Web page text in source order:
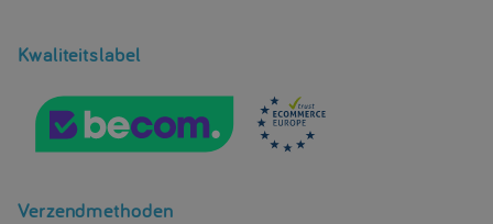
Kwaliteitslabel
Verzendmethoden